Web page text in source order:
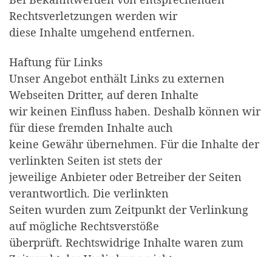
Rechtsverletzungen werden wir
diese Inhalte umgehend entfernen.
Haftung für Links
Unser Angebot enthält Links zu externen
Webseiten Dritter, auf deren Inhalte
wir keinen Einfluss haben. Deshalb können wir
für diese fremden Inhalte auch
keine Gewähr übernehmen. Für die Inhalte der
verlinkten Seiten ist stets der
jeweilige Anbieter oder Betreiber der Seiten
verantwortlich. Die verlinkten
Seiten wurden zum Zeitpunkt der Verlinkung
auf mögliche Rechtsverstöße
überprüft. Rechtswidrige Inhalte waren zum